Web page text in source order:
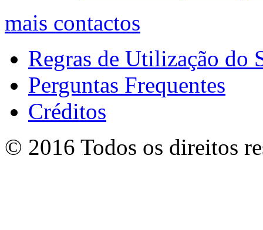
mais contactos
Regras de Utilização do
Perguntas Frequentes
Créditos
© 2016 Todos os direitos